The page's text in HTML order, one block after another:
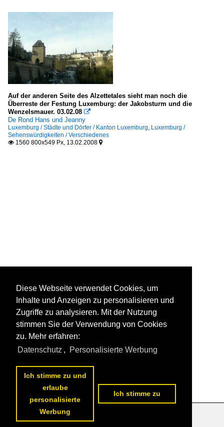
Auf der anderen Seite des Alzettetales sieht man noch die
Überreste der Festung Luxemburg: der Jakobsturm und die
Wenzelsmauer. 03.02.08 
De Rond Hans und Jeanny
Luxemburg / Städte und Dörfer / Kanton Luxemburg Luxemburg /
Sehenswürdigkeiten / Verschiedenes
 1560 800x549 Px, 13.02.2008 
Datenschutzerklärung
Diese Webseite verwendet Cookies, um
Inhalte und Anzeigen zu personalisieren und
Zugriffe zu analysieren. Mit der Nutzung
stimmen Sie der Verwendung von Cookies
zu. Mehr erfahren:
Datenschutz , Personalisierte Werbung
Ich stimme zu und
erlaube
personalisierte
Werbung
Ich stimme zu